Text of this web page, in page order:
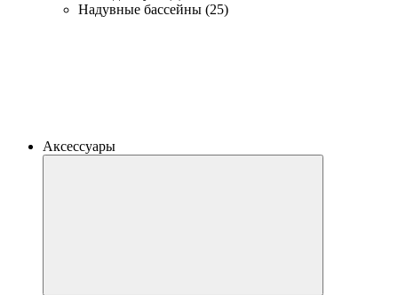
Надувные бассейны (25)
Аксессуары